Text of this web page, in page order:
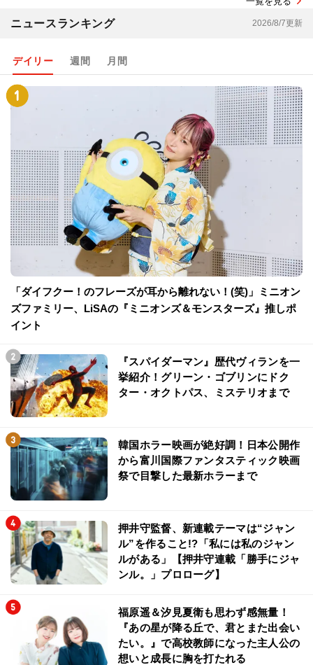
ニュースランキング 2026/8/7更新
デイリー 週間 月間
「ダイフクー！のフレーズが耳から離れない！(笑)」ミニオン
ズファミリー、LiSAの『ミニオンズ＆モンスターズ』推しポ
イント
『スパイダーマン』歴代ヴィランを一
挙紹介！グリーン・ゴブリンにドク
ター・オクトパス、ミステリオまで
韓国ホラー映画が絶好調！日本公開作
から富川国際ファンタスティック映画
祭で目撃した最新ホラーまで
押井守監督、新連載テーマは“ジャン
ル”を作ること!?「私には私のジャン
ルがある」【押井守連載「勝手にジャ
ンル。」プロローグ】
福原遥＆汐見夏衛も思わず感無量！
『あの星が降る丘で、君とまた出会い
たい。』で高校教師になった主人公の
想いと成長に胸を打たれる